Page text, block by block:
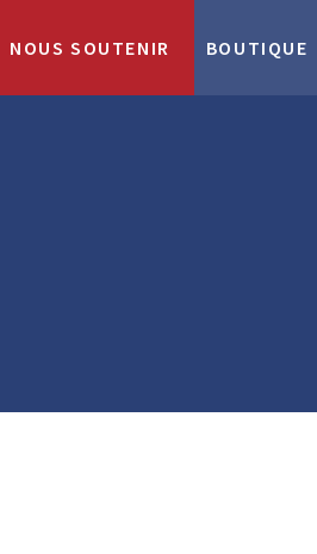
NOUS SOUTENIR BOUTIQUE